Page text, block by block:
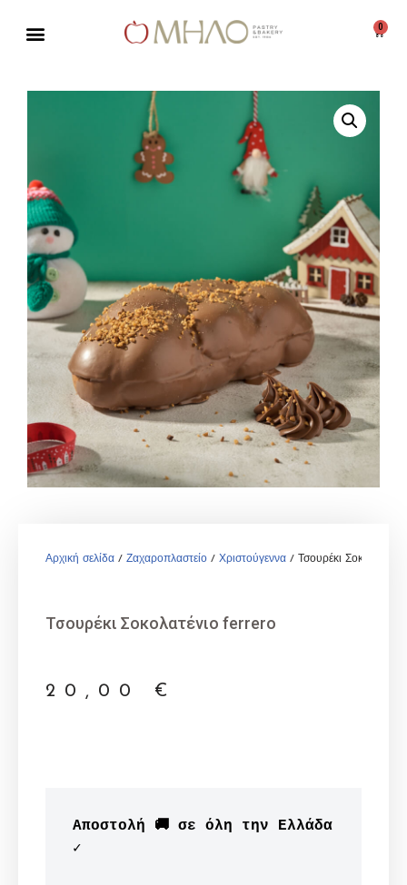
περιεχόμενο
0
Αρχική σελίδα / Ζαχαροπλαστείο / Χριστούγεννα / Τσουρέκι
Τσουρέκι Σοκολατένιο ferrero
20,00 €
Αποστολή 🚚 σε όλη την Ελλάδα
✓